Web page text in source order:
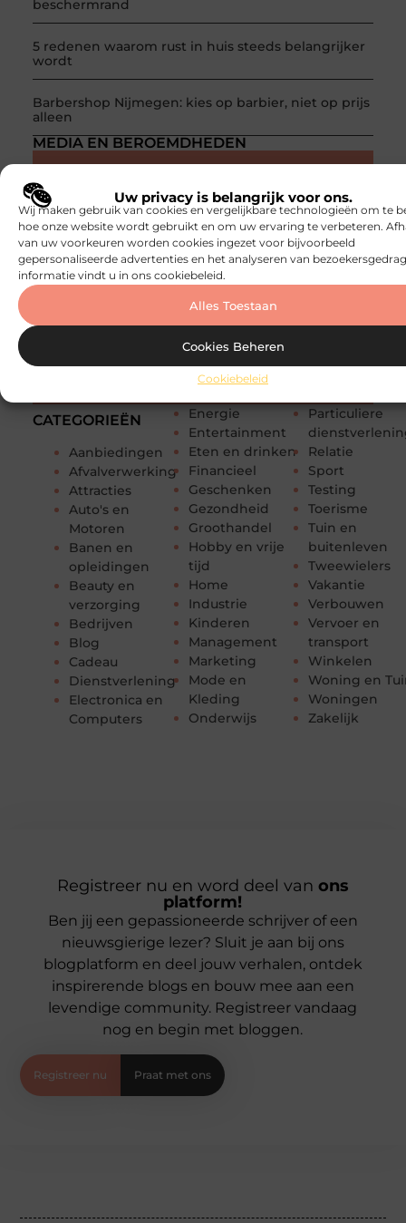
Uw privacy is belangrijk voor ons.
Wij maken gebruik van cookies en vergelijkbare technologieën om te
hoe onze website wordt gebruikt en om uw ervaring te verbeteren.
van uw voorkeuren worden cookies ingezet voor bijvoorbeeld
gepersonaliseerde advertenties en het analyseren van
informatie vindt u in ons cookiebeleid.
Alles Toestaan
Cookies Beheren
Cookiebeleid
beschermrand
5 redenen waarom rust in huis steeds belangrijker
wordt
Barbershop Nijmegen: kies op barbier, niet op prijs
alleen
CATEGORIEËN
Aanbiedingen
Afvalverwerking
Attracties
Auto's en
Motoren
Banen en
opleidingen
Beauty en
verzorging
Bedrijven
Blog
Cadeau
Dienstverlening
Electronica en
Computers
Energie
Entertainment
Eten en drinken
Financieel
Geschenken
Gezondheid
Groothandel
Hobby en vrije
tijd
Home
Industrie
Kinderen
Management
Marketing
Mode en
Kleding
Onderwijs
Particuliere
Relatie
Sport
Testing
Toerisme
Tuin en
buitenleven
Tweewielers
Vakantie
Verbouwen
Vervoer en
transport
Winkelen
Woning en
Woningen
Zakelijk
MEDIA EN BEROEMDHEDEN
Word onderdeel van een actieve blogcommunity
Net begonnen met bloggen? Je staat er niet alleen voor!
Sluit je aan bij een ondersteunende community waar je
van andere beginnende én ervaren bloggers.
Ontmoet Onze Partners
Registreer nu en word deel van ons
platform!
Ben jij een gepassioneerde schrijver of een
nieuwsgierige lezer? Sluit je aan bij ons
blogplatform en deel jouw verhalen, ontdek
inspirerende blogs en bouw mee aan een
levendige community. Registreer vandaag
nog en begin met bloggen.
Registreer nu Praat met ons